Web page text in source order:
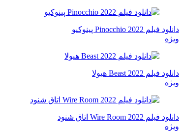
دانلود فیلم Pinocchio 2022 پینوکیو
ویژه
دانلود فیلم Beast 2022 هیولا
ویژه
دانلود فیلم Wire Room 2022 اتاق شنود
ویژه